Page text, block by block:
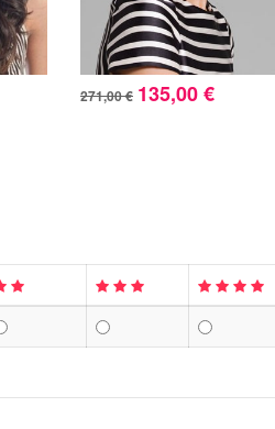
271,00 € 135,00 €